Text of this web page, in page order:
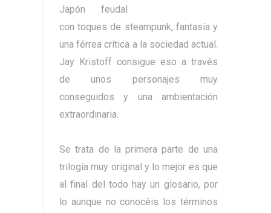
Japón feudal
con toques de steampunk, fantasía y
una férrea crítica a la sociedad actual.
Jay Kristoff consigue eso a través
de unos personajes muy
conseguidos y una ambientación
extraordinaria.
Se trata de la primera parte de una
trilogía muy original y lo mejor es que
al final del todo hay un glosario, por
lo aunque no conocéis los términos